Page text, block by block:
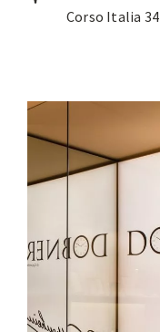
Corso Italia 34